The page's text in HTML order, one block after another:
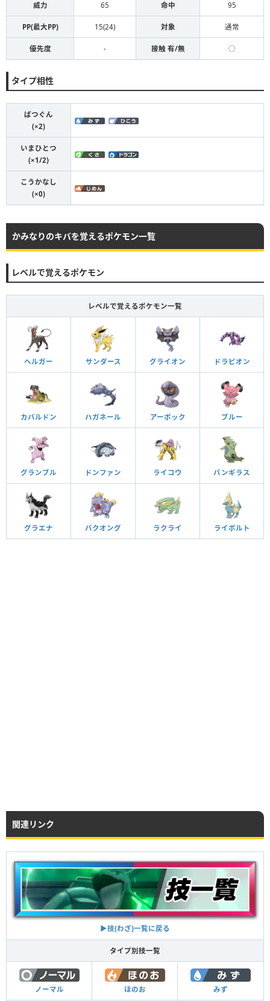
威力 65 命中 95
PP(最大PP) 15(24) 対象 通常
優先度 - 接触 有/無 ◯
タイプ相性
ばつぐん
(×2)
いまひとつ
(×1/2)
こうかなし
(×0)
かみなりのキバを覚えるポケモン一覧
レベルで覚えるポケモン
レベルで覚えるポケモン一覧
ヘルガー サンダース グライオン ドラピオン
カバルドン ハガネール アーボック ブルー
グランブル ドンファン ライコウ バンギラス
グラエナ バクオング ラクライ ライボルト
関連リンク
▶︎技(わざ)一覧に戻る
タイプ別技一覧
ノーマル ほのお みず